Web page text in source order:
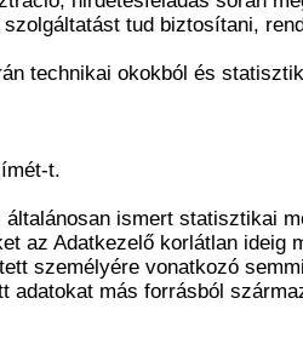
tud biztosítani,
technikai okokból és
t.
általánosan ismert statisztikai
az Adatkezelő korlátlan ideig
személyére vonatkozó
adatokat más forrásból